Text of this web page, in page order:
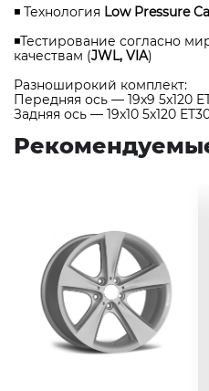
◾ Технология Low Pressure
◾Тестирование согласно
качествам (JWL, VIA)
Разноширокий комплект:
Передняя ось — 19x9 5x120
Задняя ось — 19x10 5x120